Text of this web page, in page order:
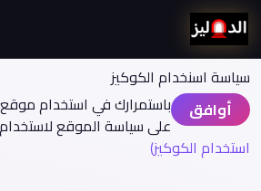
سياسة اسنخدام الكوكيز
أوافق
باستمرارك في استخدام
على سياسة الموقع
استخدام الكوكيز)